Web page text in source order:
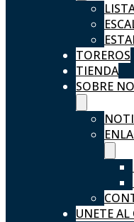
TOREROS
TIENDA
SOBRE
UNETE